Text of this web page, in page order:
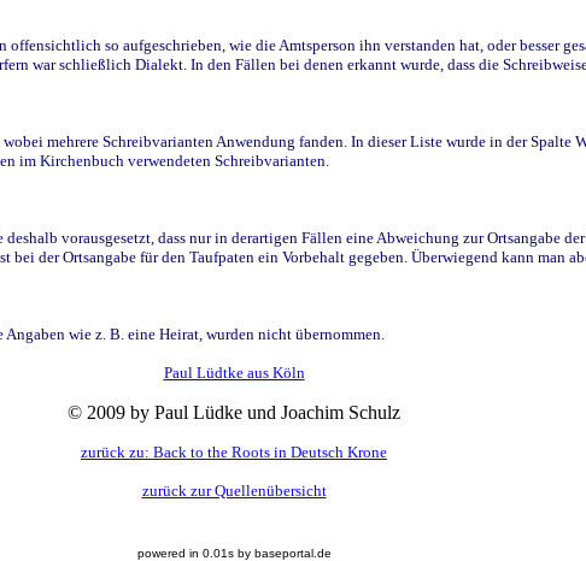
so aufgeschrieben, wie die Amtsperson ihn verstanden hat, oder besser
war schließlich Dialekt. In den Fällen bei denen erkannt wurde, dass die
mehrere Schreibvarianten Anwendung fanden. In dieser Liste wurde in der Spalte
im Kirchenbuch verwendeten Schreibvarianten.
vorausgesetzt, dass nur in derartigen Fällen eine Abweichung zur Ortsangabe
der Ortsangabe für den Taufpaten ein Vorbehalt gegeben. Überwiegend kann man
wie z. B. eine Heirat, wurden nicht übernommen.
Paul Lüdtke aus Köln
© 2009 by Paul Lüdke und Joachim Schulz
zurück zu: Back to the Roots in Deutsch Krone
zurück zur Quellenübersicht
powered in 0.01s by baseportal.de